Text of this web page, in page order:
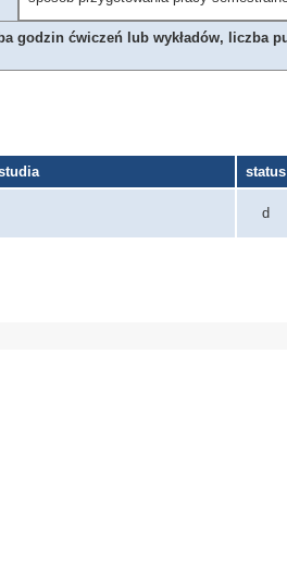
godzin ćwiczeń lub wykładów, liczba
status
d